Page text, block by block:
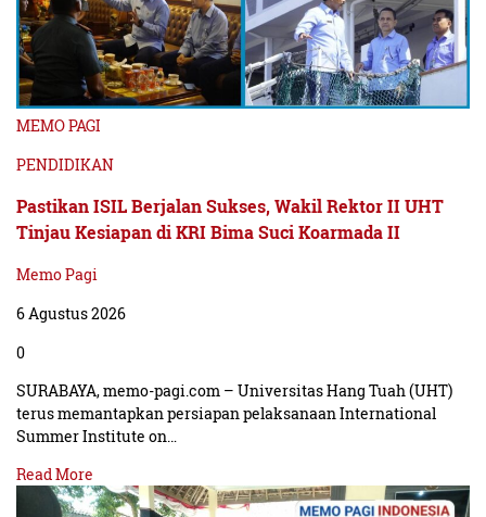
MEMO PAGI
PENDIDIKAN
Pastikan ISIL Berjalan Sukses, Wakil Rektor II UHT
Tinjau Kesiapan di KRI Bima Suci Koarmada II
Memo Pagi
6 Agustus 2026
0
SURABAYA, memo-pagi.com – Universitas Hang Tuah (UHT)
terus memantapkan persiapan pelaksanaan International
Summer Institute on…
Read More